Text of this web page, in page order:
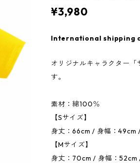
¥3,980
International shipping
オリジナルキャラクター
す。
素材：綿100％
【Sサイズ】
身丈：66cm / 身幅：49cm
【Mサイズ】
身丈：70cm / 身幅：